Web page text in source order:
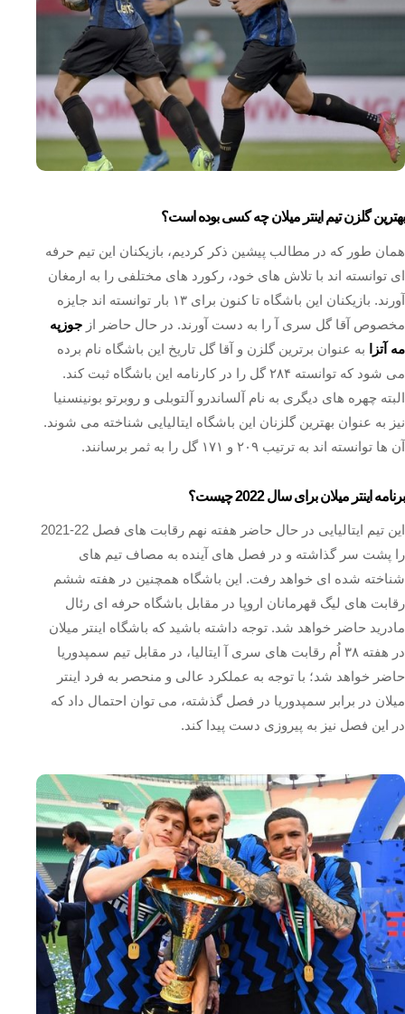
بهترین گلزن تیم اینتر میلان چه کسی بوده است؟
همان طور که در مطالب پیشین ذکر کردیم، بازیکنان این تیم حرفه
ای توانسته اند با تلاش های خود، رکورد های مختلفی را به ارمغان
آورند. بازیکنان این باشگاه تا کنون برای ۱۳ بار توانسته اند جایزه
مخصوص آقا گل سری آ را به دست آورند. در حال حاضر از جوزپه
مه آتزا
به عنوان برترین گلزن و آقا گل تاریخ این باشگاه نام برده
می شود که توانسته ۲۸۴ گل را در کارنامه این باشگاه ثبت کند.
البته چهره های دیگری به نام آلساندرو آلتوبلی و روبرتو بونینسنیا
نیز به عنوان بهترین گلزنان این باشگاه ایتالیایی شناخته می شوند.
آن ها توانسته اند به ترتیب ۲۰۹ و ۱۷۱ گل را به ثمر برسانند.
برنامه اینتر میلان برای سال 2022 چیست؟
این تیم ایتالیایی در حال حاضر هفته نهم رقابت های فصل 22-2021
را پشت سر گذاشته و در فصل های آینده به مصاف تیم های
شناخته شده ای خواهد رفت. این باشگاه همچنین در هفته ششم
رقابت های لیگ قهرمانان اروپا در مقابل باشگاه حرفه ای رئال
مادرید حاضر خواهد شد. توجه داشته باشید که باشگاه اینتر میلان
در هفته ۳۸ اُم رقابت های سری آ ایتالیا، در مقابل تیم سمپدوریا
حاضر خواهد شد؛ با توجه به عملکرد عالی و منحصر به فرد اینتر
میلان در برابر سمپدوریا در فصل گذشته، می توان احتمال داد که
در این فصل نیز به پیروزی دست پیدا کند.